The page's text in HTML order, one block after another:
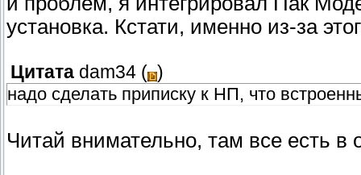
установка. Кстати, именно из-за
Цитата dam34 ( )
надо сделать приписку к НП, что
Читай внимательно, там все есть в